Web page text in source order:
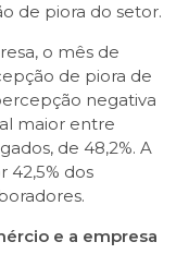
de piora do setor.
o mês de
de piora de
negativa
maior entre
de 48,2%. A
42,5% dos
e a empresa